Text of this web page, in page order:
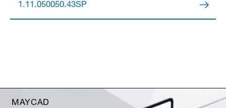
1.11.050050.43SP
MAYCAD